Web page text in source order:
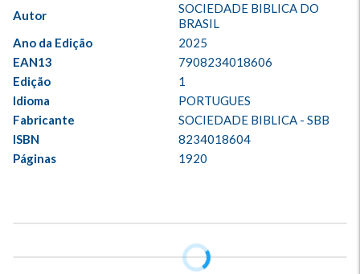
Autor
SOCIEDADE BIBLICA DO
BRASIL
Ano da Edição
2025
EAN13
7908234018606
Edição
1
Idioma
PORTUGUES
Fabricante
SOCIEDADE BIBLICA - SBB
ISBN
8234018604
Páginas
1920